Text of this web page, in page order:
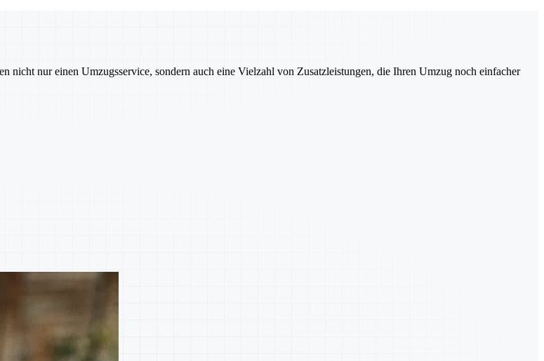
nur einen Umzugsservice, sondern auch eine Vielzahl von Zusatzleistungen, die Ihren Umzug noch einfacher